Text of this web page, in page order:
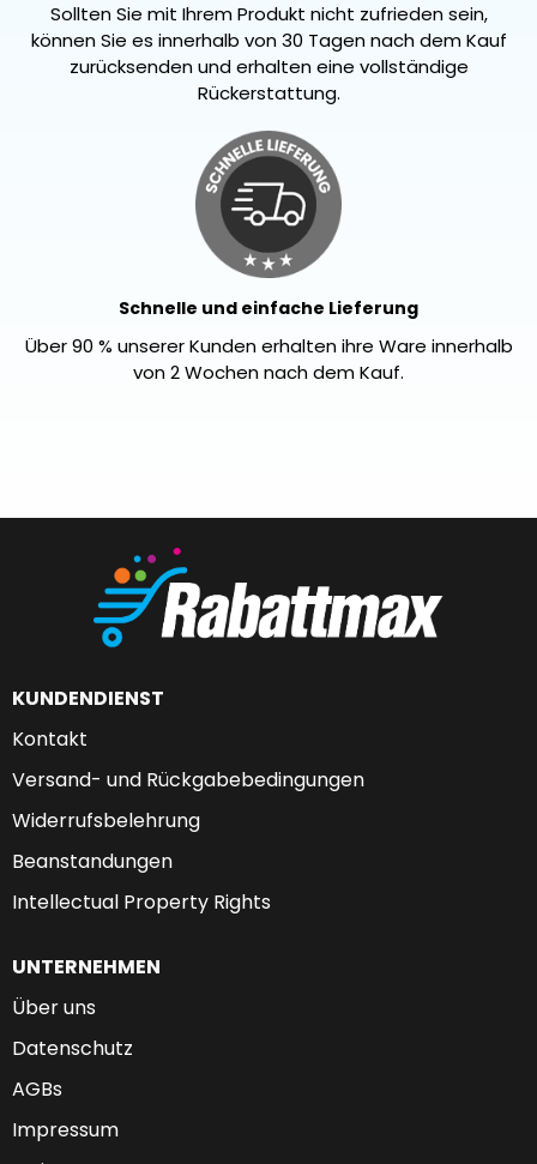
Sollten Sie mit Ihrem Produkt nicht zufrieden sein,
können Sie es innerhalb von 30 Tagen nach dem Kauf
zurücksenden und erhalten eine vollständige
Rückerstattung.
Schnelle und einfache Lieferung
Über 90 % unserer Kunden erhalten ihre Ware innerhalb
von 2 Wochen nach dem Kauf.
KUNDENDIENST
Kontakt
Versand- und Rückgabebedingungen
Widerrufsbelehrung
Beanstandungen
Intellectual Property Rights
UNTERNEHMEN
Über uns
Datenschutz
AGBs
Impressum